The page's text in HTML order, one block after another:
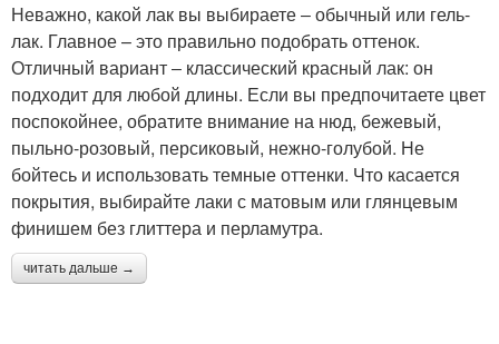
Неважно, какой лак вы выбираете ‒ обычный или гель-
лак. Главное – это правильно подобрать оттенок.
Отличный вариант ‒ классический красный лак: он
подходит для любой длины. Если вы предпочитаете цвет
поспокойнее, обратите внимание на нюд, бежевый,
пыльно-розовый, персиковый, нежно-голубой. Не
бойтесь и использовать темные оттенки. Что касается
покрытия, выбирайте лаки с матовым или глянцевым
финишем без глиттера и перламутра.
читать дальше →